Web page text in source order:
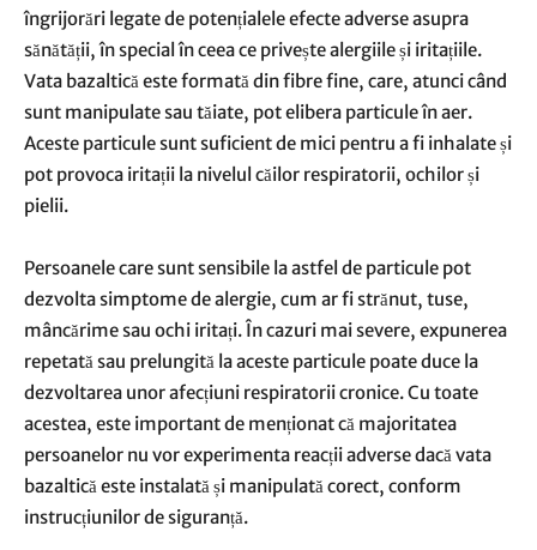
îngrijorări legate de potențialele efecte adverse asupra
sănătății, în special în ceea ce privește alergiile și iritațiile.
Vata bazaltică este formată din fibre fine, care, atunci când
sunt manipulate sau tăiate, pot elibera particule în aer.
Aceste particule sunt suficient de mici pentru a fi inhalate și
pot provoca iritații la nivelul căilor respiratorii, ochilor și
pielii.
Persoanele care sunt sensibile la astfel de particule pot
dezvolta simptome de alergie, cum ar fi strănut, tuse,
mâncărime sau ochi iritați. În cazuri mai severe, expunerea
repetată sau prelungită la aceste particule poate duce la
dezvoltarea unor afecțiuni respiratorii cronice. Cu toate
acestea, este important de menționat că majoritatea
persoanelor nu vor experimenta reacții adverse dacă vata
bazaltică este instalată și manipulată corect, conform
instrucțiunilor de siguranță.